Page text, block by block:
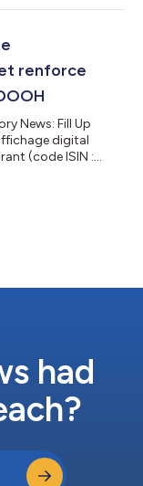
la société FILL
: Nombre de
renforce
News: Fill Up
digital
(code ISIN :
Up Média, déclare
marque une
had